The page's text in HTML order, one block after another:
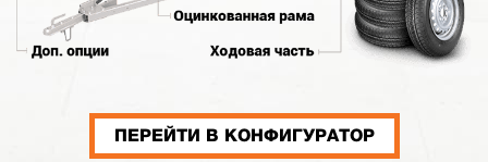
ПЕРЕЙТИ В КОНФИГУРАТОР